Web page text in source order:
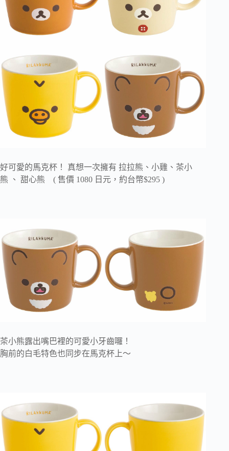
好可愛的馬克杯！ 真想一次擁有 拉拉熊、小雞、茶小
熊 、 甜心熊 ( 售價 1080 日元，約台幣$295 )
茶小熊露出嘴巴裡的可愛小牙齒囉！
胸前的白毛特色也同步在馬克杯上～